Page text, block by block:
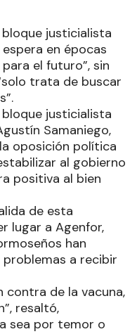
justicialista
en épocas
el futuro”, sin
trata de buscar
justicialista
Samaniego,
oposición política
al gobierno
positiva al bien
de esta
lugar a Agenfor,
han
a recibir
contra de la vacuna,
resaltó,
sea por temor o